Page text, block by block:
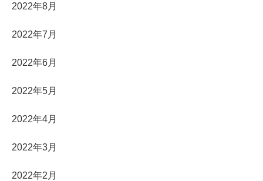
2022年8月
2022年7月
2022年6月
2022年5月
2022年4月
2022年3月
2022年2月